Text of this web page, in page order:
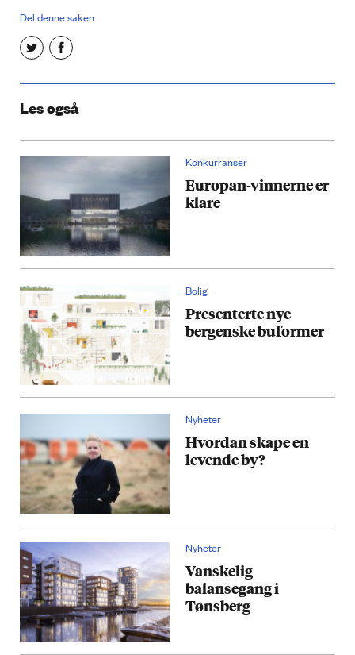
Del denne saken
Les også
Konkurranser
Europan-vinnerne er
klare
Bolig
Presenterte nye
bergenske buformer
Nyheter
Hvordan skape en
levende by?
Nyheter
Vanskelig
balansegang i
Tønsberg